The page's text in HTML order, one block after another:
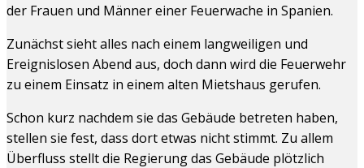
der Frauen und Männer einer Feuerwache in Spanien.
Zunächst sieht alles nach einem langweiligen und
Ereignislosen Abend aus, doch dann wird die Feuerwehr
zu einem Einsatz in einem alten Mietshaus gerufen.
Schon kurz nachdem sie das Gebäude betreten haben,
stellen sie fest, dass dort etwas nicht stimmt. Zu allem
Überfluss stellt die Regierung das Gebäude plötzlich